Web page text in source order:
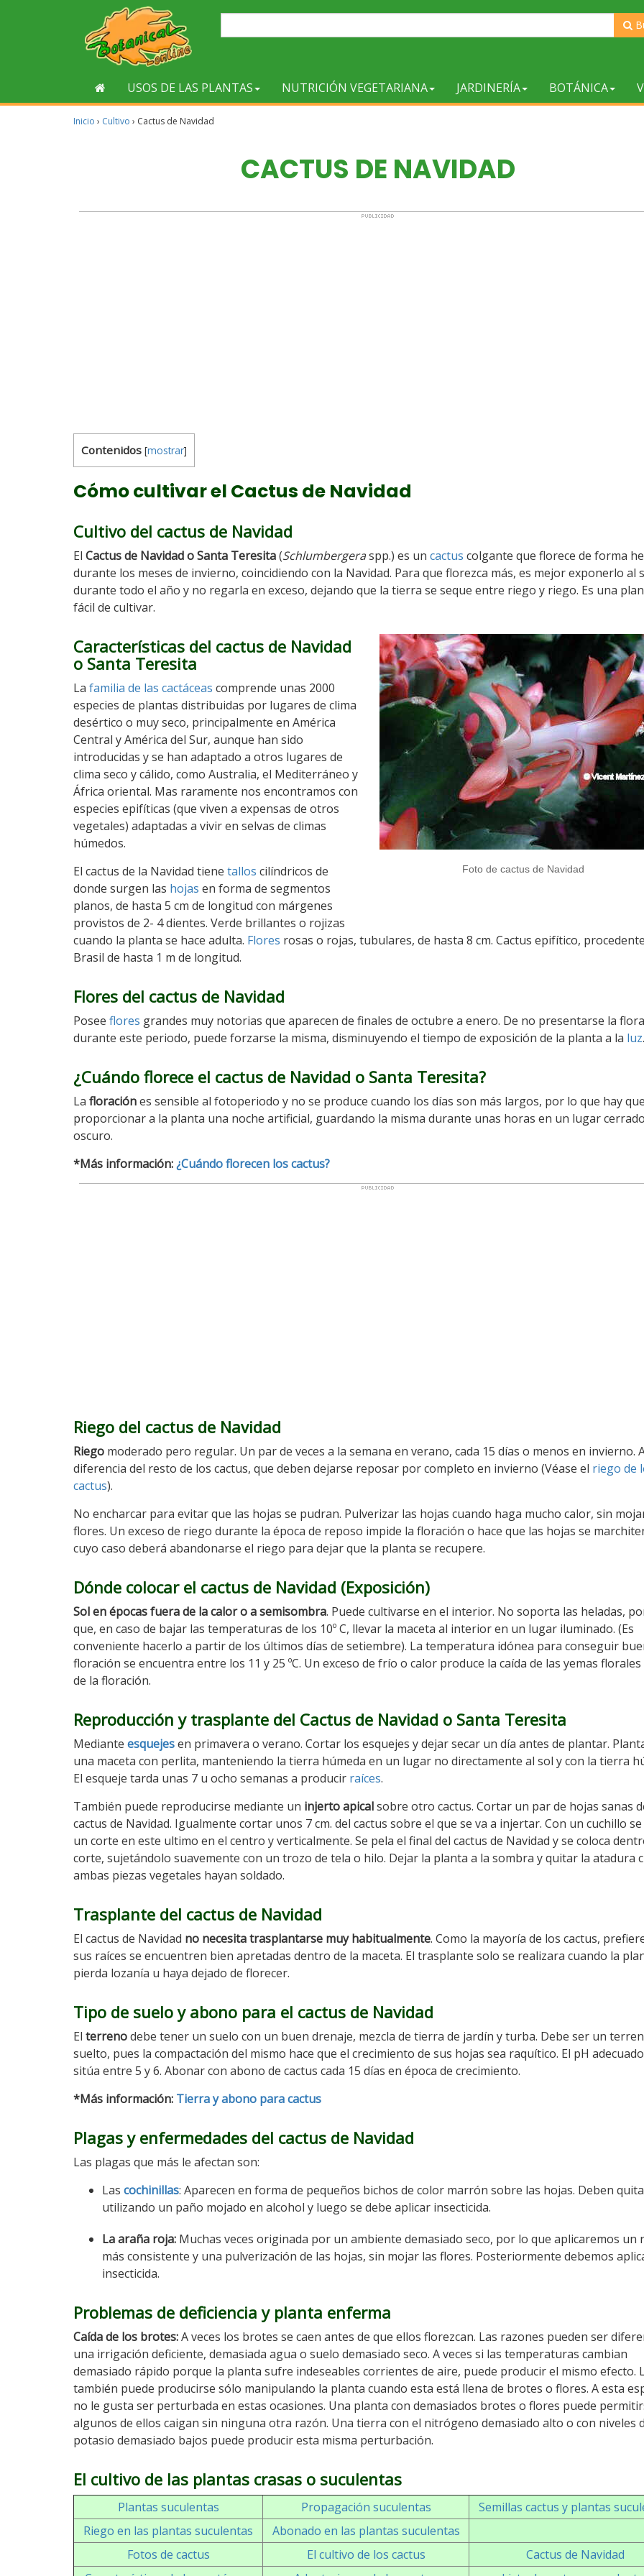
USOS DE LAS PLANTAS NUTRICIÓN VEGETARIANA JARDINERÍA BOTÁNICA
Inicio › Cultivo › Cactus de Navidad
CACTUS DE NAVIDAD
Contenidos [mostrar]
Cómo cultivar el Cactus de Navidad
Cultivo del cactus de Navidad
El Cactus de Navidad o Santa Teresita(Schlumbergeraspp.) es un cactus colgante que florece de forma
durante los meses de invierno, coincidiendo con la Navidad. Para que florezca más, es mejor exponerlo al
durante todo el año y no regarla en exceso, dejando que la tierra se seque entre riego y riego. Es una
fácil de cultivar.
Foto de cactus de Navidad
Características del cactus de Navidad
o Santa Teresita
La familia de las cactáceas comprende unas 2000
especies de plantas distribuidas por lugares de clima
desértico o muy seco, principalmente en América
Central y América del Sur, aunque han sido
introducidas y se han adaptado a otros lugares de
clima seco y cálido, como Australia, el Mediterráneo y
África oriental. Mas raramente nos encontramos con
especies epifíticas (que viven a expensas de otros
vegetales) adaptadas a vivir en selvas de climas
húmedos.
El cactus de la Navidad tiene tallos cilíndricos de
donde surgen las hojas en forma de segmentos
planos, de hasta 5 cm de longitud con márgenes
provistos de 2- 4 dientes. Verde brillantes o rojizas
cuando la planta se hace adulta. Flores rosas o rojas, tubulares, de hasta 8 cm. Cactus epifítico,
Brasil de hasta 1 m de longitud.
Flores del cactus de Navidad
Posee flores grandes muy notorias que aparecen de finales de octubre a enero. De no presentarse la
durante este periodo, puede forzarse la misma, disminuyendo el tiempo de exposición de la planta a la luz.
¿Cuándo florece el cactus de Navidad o Santa Teresita?
La floraciónes sensible al fotoperiodo y no se produce cuando los días son más largos, por lo que hay
proporcionar a la planta una noche artificial, guardando la misma durante unas horas en un lugar
oscuro.
*Más información:¿Cuándo florecen los cactus?
Riego del cactus de Navidad
Riego moderado pero regular. Un par de veces a la semana en verano, cada 15 días o menos en invierno.
diferencia del resto de los cactus, que deben dejarse reposar por completo en invierno (Véase el riego de
cactus).
No encharcar para evitar que las hojas se pudran. Pulverizar las hojas cuando haga mucho calor, sin
flores. Un exceso de riego durante la época de reposo impide la floración o hace que las hojas se
cuyo caso deberá abandonarse el riego para dejar que la planta se recupere.
Dónde colocar el cactus de Navidad (Exposición)
Sol en épocas fuera de la calor o a semisombra. Puede cultivarse en el interior. No soporta las heladas,
que, en caso de bajar las temperaturas de los 10º C, llevar la maceta al interior en un lugar iluminado. (Es
conveniente hacerlo a partir de los últimos días de setiembre). La temperatura idónea para conseguir
floración se encuentra entre los 11 y 25 ºC. Un exceso de frío o calor produce la caída de las yemas
de la floración.
Reproducción y trasplante del Cactus de Navidad o Santa Teresita
Mediante esquejesen primavera o verano. Cortar los esquejes y dejar secar un día antes de plantar.
una maceta con perlita, manteniendo la tierra húmeda en un lugar no directamente al sol y con la tierra
El esqueje tarda unas 7 u ocho semanas a producir raíces.
También puede reproducirse mediante un injerto apicalsobre otro cactus. Cortar un par de hojas sanas
cactus de Navidad. Igualmente cortar unos 7 cm. del cactus sobre el que se va a injertar. Con un cuchillo
un corte en este ultimo en el centro y verticalmente. Se pela el final del cactus de Navidad y se coloca
corte, sujetándolo suavemente con un trozo de tela o hilo. Dejar la planta a la sombra y quitar la atadura
ambas piezas vegetales hayan soldado.
Trasplante del cactus de Navidad
El cactus de Navidad no necesita trasplantarse muy habitualmente. Como la mayoría de los cactus,
sus raíces se encuentren bien apretadas dentro de la maceta. El trasplante solo se realizara cuando la
pierda lozanía u haya dejado de florecer.
Tipo de suelo y abono para el cactus de Navidad
El terrenodebe tener un suelo con un buen drenaje, mezcla de tierra de jardín y turba. Debe ser un
suelto, pues la compactación del mismo hace que el crecimiento de sus hojas sea raquítico. El pH
sitúa entre 5 y 6. Abonar con abono de cactus cada 15 días en época de crecimiento.
*Más información: Tierra y abono para cactus
Plagas y enfermedades del cactus de Navidad
Las plagas que más le afectan son:
Las cochinillas: Aparecen en forma de pequeños bichos de color marrón sobre las hojas. Deben
utilizando un paño mojado en alcohol y luego se debe aplicar insecticida.
La araña roja: Muchas veces originada por un ambiente demasiado seco, por lo que aplicaremos un
más consistente y una pulverización de las hojas, sin mojar las flores. Posteriormente debemos
insecticida.
Problemas de deficiencia y planta enferma
Caída de los brotes:A veces los brotes se caen antes de que ellos florezcan. Las razones pueden ser
una irrigación deficiente, demasiada agua o suelo demasiado seco. A veces si las temperaturas cambian
demasiado rápido porque la planta sufre indeseables corrientes de aire, puede producir el mismo efecto.
también puede producirse sólo manipulando la planta cuando esta está llena de brotes o flores. A esta
no le gusta ser perturbada en estas ocasiones. Una planta con demasiados brotes o flores puede
algunos de ellos caigan sin ninguna otra razón. Una tierra con el nitrógeno demasiado alto o con niveles
potasio demasiado bajos puede producir esta misma perturbación.
El cultivo de las plantas crasas o suculentas
Plantas suculentas Propagación suculentas
Semillas cactus y plantas
Riego en las plantas suculentas
Abonado en las plantas suculentas
Fotos de cactus
El cultivo de los cactus
Cactus de Navidad